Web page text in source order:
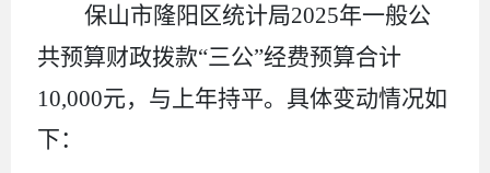
保山市隆阳区统计局2025年一般公
共预算财政拨款“三公”经费预算合计
10,000元， 与上年持平。 具体变动情况如
下：